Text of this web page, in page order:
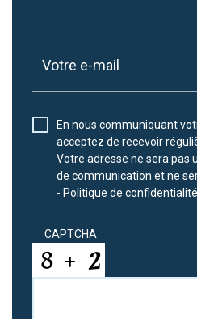
En nous communiquant
acceptez de recevoir
Votre adresse ne sera pas
de communication et ne
- Politique de confidentialité
CAPTCHA